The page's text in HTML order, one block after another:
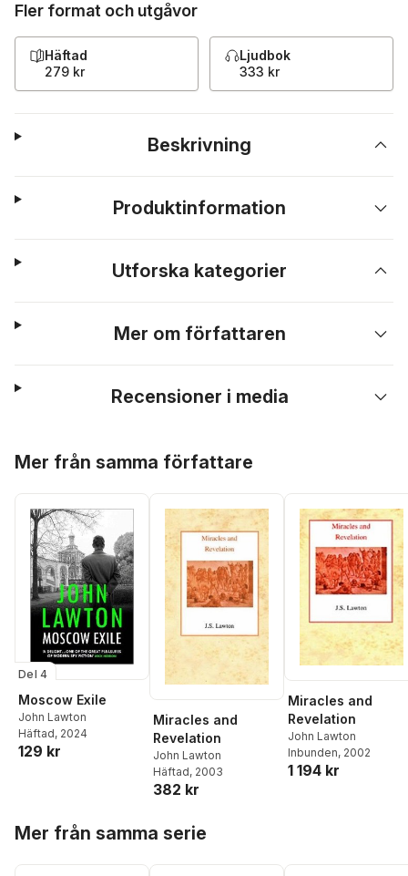
Fler format och utgåvor
Häftad
279 kr
Ljudbok
333 kr
Beskrivning
Produktinformation
Utforska kategorier
Mer om författaren
Recensioner i media
Mer från samma författare
Del 4
Moscow Exile
John Lawton
Häftad, 2024
129 kr
Miracles and
Revelation
John Lawton
Häftad, 2003
382 kr
Miracles and
Revelation
John Lawton
Inbunden, 2002
1 194 kr
Mer från samma serie